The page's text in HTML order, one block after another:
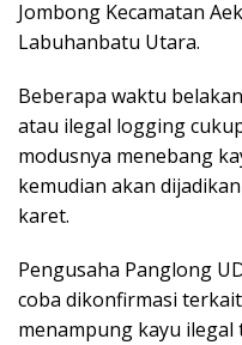
Jombong Kecamatan
Labuhanbatu Utara.
Beberapa waktu
atau ilegal logging
modusnya menebang
kemudian akan
karet.
Pengusaha Panglong
coba dikonfirmasi
menampung kayu